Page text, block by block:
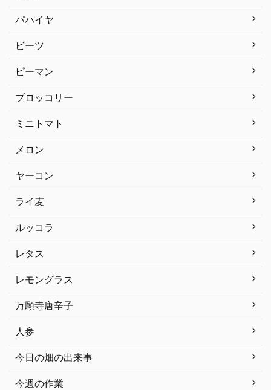
パパイヤ
ビーツ
ピーマン
ブロッコリー
ミニトマト
メロン
ヤーコン
ライ麦
ルッコラ
レタス
レモングラス
万願寺唐辛子
人参
今日の畑の出来事
今週の作業